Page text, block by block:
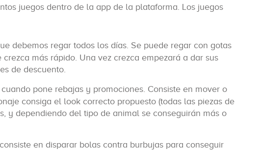
juegos dentro de la app de la plataforma. Los juegos
debemos regar todos los días. Se puede regar con gotas
más rápido. Una vez crezca empezará a dar sus
de descuento.
pone rebajas y promociones. Consiste en mover o
consiga el look correcto propuesto (todas las piezas de
y dependiendo del tipo de animal se conseguirán más o
en disparar bolas contra burbujas para conseguir